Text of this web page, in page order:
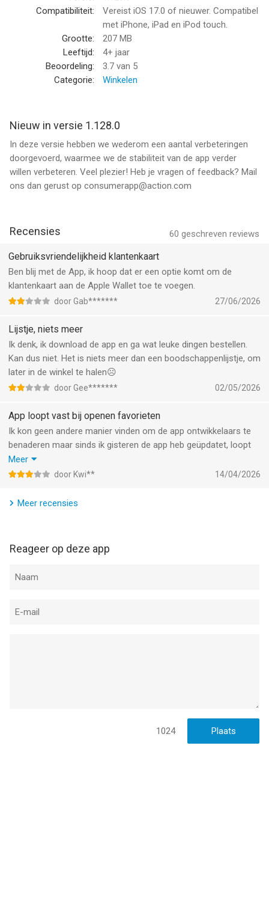
nooit meer een boodschap! En het mooie is dat je je favorieten
op elk van je apparaten kunt bekijken.
* Gebruik de handige productscanner voor meer infoWil je
meer informatie over een artikel? Met de app maak je van je
telefoon in mum van tijd een scanner. Zo zie je in de winkel (of
kassabonnen vind je nu netjes bij elkaar in de app. Scan je
digitale klantenkaart wanneer je wat koopt in de winkel en de
digitale bon verschijnt automatisch in de app.
Laat je inspireren door 6000+ artikelen
Er is zo veel dat je gewoon niet uitgekeken raakt!
--
Action van Action Service & Distributie BV. is een iPhone app
met iOS versie 17.0 of hoger, geschikt bevonden voor
Informatie voor Actionis het laatst vergeleken op 6 Aug om
11:56.
Compatibiliteit:
Vereist iOS 17.0 of nieuwer. Compatibel
met iPhone, iPad en iPod touch.
Grootte:
207 MB
Leeftijd:
4+ jaar
Beoordeling:
3.7 van 5
Categorie:
Winkelen
Nieuw in versie 1.128.0
In deze versie hebben we wederom een aantal verbeteringen
doorgevoerd, waarmee we de stabiliteit van de app verder
willen verbeteren. Veel plezier! Heb je vragen of feedback? Mail
ons dan gerust op consumerapp@action.com
60 geschreven reviews
Recensies
Gebruiksvriendelijkheid klantenkaart
Ben blij met de App, ik hoop dat er een optie komt om de
klantenkaart aan de Apple Wallet toe te voegen.
door Gab******* 27/06/2026
Lijstje, niets meer
Ik denk, ik download de app en ga wat leuke dingen bestellen.
Kan dus niet. Het is niets meer dan een boodschappenlijstje, om
later in de winkel te halen☹️
door Gee******* 02/05/2026
App loopt vast bij openen favorieten
Ik kon geen andere manier vinden om de app ontwikkelaars te
benaderen maar sinds ik gisteren de app heb geüpdatet, loopt
de app vast bij het openen van mijn favorieten lijst. De eerste en
grootste die ik ooit in de app heb gemaakt. Heb meerdere
en opnieuw geprobeerd. Graag meenemen in de volgende
Meer
door Kwi** 14/04/2026
Meer recensies
Reageer op deze app
1024